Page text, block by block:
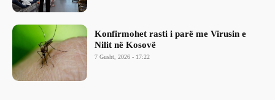
Konfirmohet rasti i parë me Virusin e
Nilit në Kosovë
7 Gusht, 2026 - 17:22